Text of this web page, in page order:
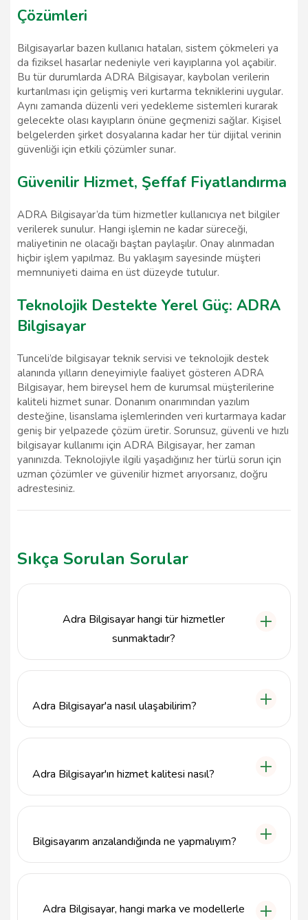
Çözümleri
Bilgisayarlar bazen kullanıcı hataları, sistem çökmeleri ya
da fiziksel hasarlar nedeniyle veri kayıplarına yol açabilir.
Bu tür durumlarda ADRA Bilgisayar, kaybolan verilerin
kurtarılması için gelişmiş veri kurtarma tekniklerini uygular.
Aynı zamanda düzenli veri yedekleme sistemleri kurarak
gelecekte olası kayıpların önüne geçmenizi sağlar. Kişisel
belgelerden şirket dosyalarına kadar her tür dijital verinin
güvenliği için etkili çözümler sunar.
Güvenilir Hizmet, Şeffaf Fiyatlandırma
ADRA Bilgisayar’da tüm hizmetler kullanıcıya net bilgiler
verilerek sunulur. Hangi işlemin ne kadar süreceği,
maliyetinin ne olacağı baştan paylaşılır. Onay alınmadan
hiçbir işlem yapılmaz. Bu yaklaşım sayesinde müşteri
memnuniyeti daima en üst düzeyde tutulur.
Teknolojik Destekte Yerel Güç: ADRA
Bilgisayar
Tunceli’de bilgisayar teknik servisi ve teknolojik destek
alanında yılların deneyimiyle faaliyet gösteren ADRA
Bilgisayar, hem bireysel hem de kurumsal müşterilerine
kaliteli hizmet sunar. Donanım onarımından yazılım
desteğine, lisanslama işlemlerinden veri kurtarmaya kadar
geniş bir yelpazede çözüm üretir. Sorunsuz, güvenli ve hızlı
bilgisayar kullanımı için ADRA Bilgisayar, her zaman
yanınızda. Teknolojiyle ilgili yaşadığınız her türlü sorun için
uzman çözümler ve güvenilir hizmet arıyorsanız, doğru
adrestesiniz.
Sıkça Sorulan Sorular
Adra Bilgisayar hangi tür hizmetler
sunmaktadır?
çeşitli bilgisayar ve teknoloji hizmetleri sunmaktadır.
Adra Bilgisayar'a nasıl ulaşabilirim?
Adra Bilgisayar'ın hizmet kalitesi nasıl?
Bilgisayarım arızalandığında ne yapmalıyım?
Adra Bilgisayar, hangi marka ve modellerle